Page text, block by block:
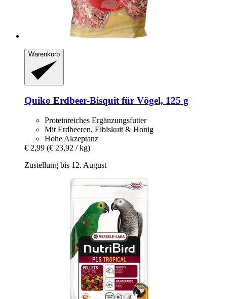
Warenkorb
Quiko Erdbeer-​Bisquit für Vögel, 125 g
Proteinreiches Ergänzungsfutter
Mit Erdbeeren, Eibiskuit & Honig
Hohe Akzeptanz
€ 2,99 (€ 23,92 / kg)
Zustellung bis 12. August